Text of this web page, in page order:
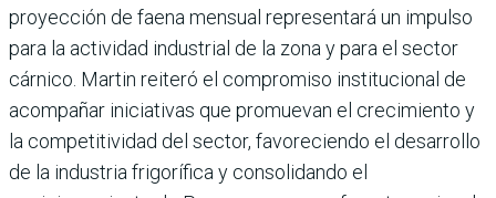
proyección de faena men­sual representará un impulso
para la actividad industrial de la zona y para el sector
cárnico. Martin reiteró el compromiso institucional de
acompañar iniciativas que promuevan el crecimiento y
la competitivi­dad del sector, favoreciendo el desarrollo
de la industria frigorífica y consolidando el